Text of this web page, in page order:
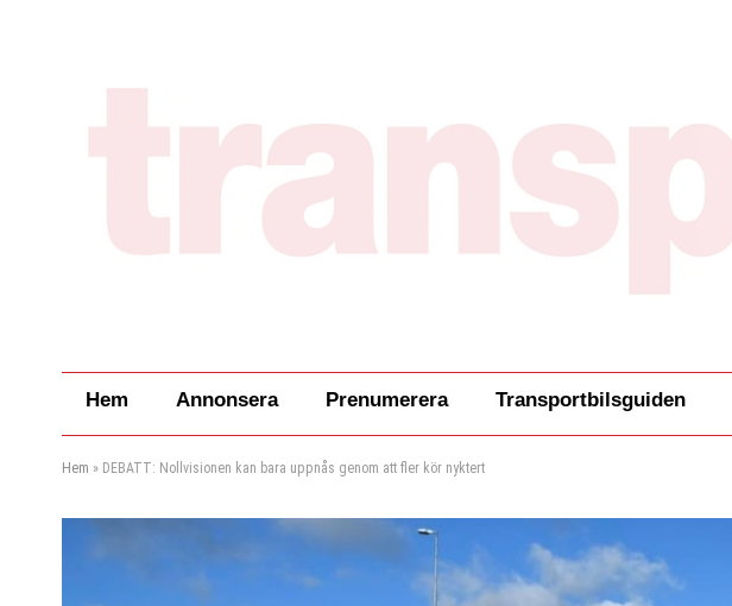
Hem Annonsera Prenumerera Transportbilsguiden
Hem » DEBATT: Nollvisionen kan bara uppnås genom att fler kör nyktert